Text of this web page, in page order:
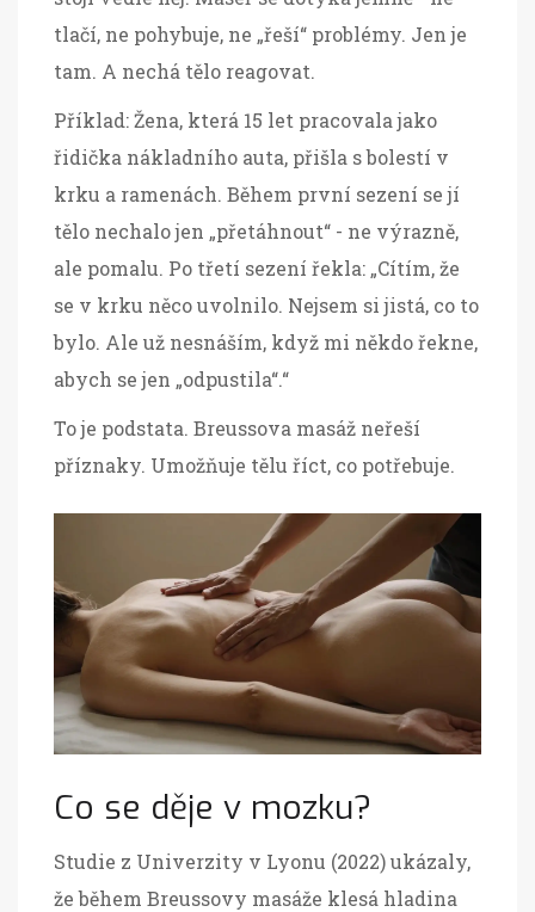
tlačí, ne pohybuje, ne „řeší“ problémy. Jen je
tam. A nechá tělo reagovat.
Příklad: Žena, která 15 let pracovala jako
řidička nákladního auta, přišla s bolestí v
krku a ramenách. Během první sezení se jí
tělo nechalo jen „přetáhnout“ - ne výrazně,
ale pomalu. Po třetí sezení řekla: „Cítím, že
se v krku něco uvolnilo. Nejsem si jistá, co to
bylo. Ale už nesnáším, když mi někdo řekne,
abych se jen „odpustila“.“
To je podstata. Breussova masáž neřeší
příznaky. Umožňuje tělu říct, co potřebuje.
Co se děje v mozku?
Studie z Univerzity v Lyonu (2022) ukázaly,
že během Breussovy masáže klesá hladina